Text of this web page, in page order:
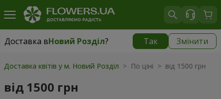
Доставка вНовий Розділ? Так Змінити
Доставка вНовий Розділ|
Доставка квітів у м. Новий Розділ > По ціні > від 1500 грн
від 1500 грн